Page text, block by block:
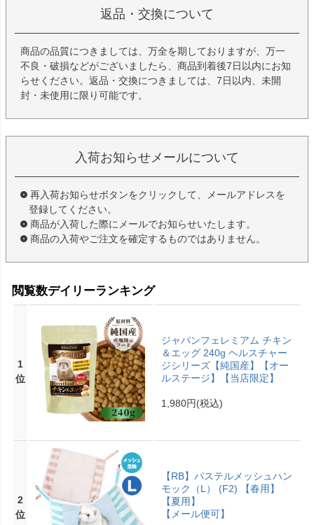
返品・交換について
商品の品質につきましては、万全を期しておりますが、万一
不良・破損などがございましたら、商品到着後7日以内にお知
らせください。返品・交換につきましては、7日以内、未開
封・未使用に限り可能です。
入荷お知らせメールについて
再入荷お知らせボタンをクリックして、メールアドレスを
登録してください。
商品が入荷した際にメールでお知らせいたします。
商品の入荷やご注文を確定するものではありません。
閲覧数デイリーランキング
1
位
ジャパンフェレミアム チキン
＆エッグ 240g ヘルスチャー
ジシリーズ【純国産】【オー
ルステージ】【当店限定】
1,980円(税込)
2
位
【RB】パステルメッシュハン
モック（L） (F2) 【春用】
【夏用】
【メール便可】